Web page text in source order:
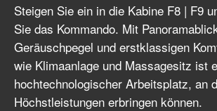
Steigen Sie ein in die Kabine F8 | F9
Sie das Kommando. Mit
Geräuschpegel und erstklassigen
wie Klimaanlage und Massagesitz ist
hochtechnologischer Arbeitsplatz, an
Höchstleistungen erbringen können.